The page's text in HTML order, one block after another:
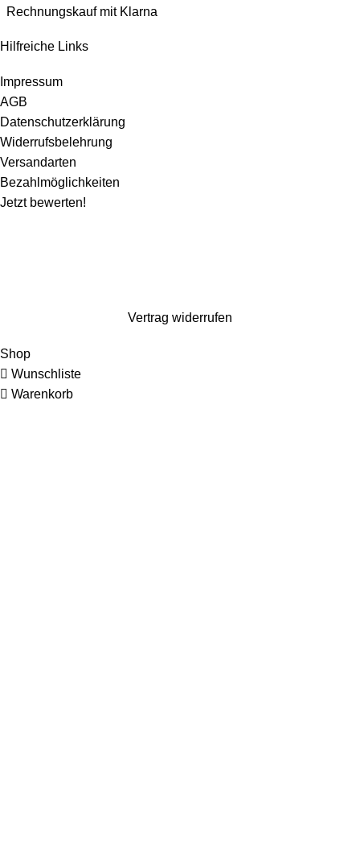
Rechnungskauf mit Klarna
Hilfreiche Links
Impressum
AGB
Datenschutzerklärung
Widerrufsbelehrung
Versandarten
Bezahlmöglichkeiten
Jetzt bewerten!
Vertrag widerrufen
Shop
Wunschliste
Warenkorb